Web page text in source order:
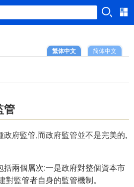
简体中文
繁体中文
管
政府監管,而政府監管並不是完美的,
兩個層次:一是政府對整個資本市
對監管者自身的監管機制。